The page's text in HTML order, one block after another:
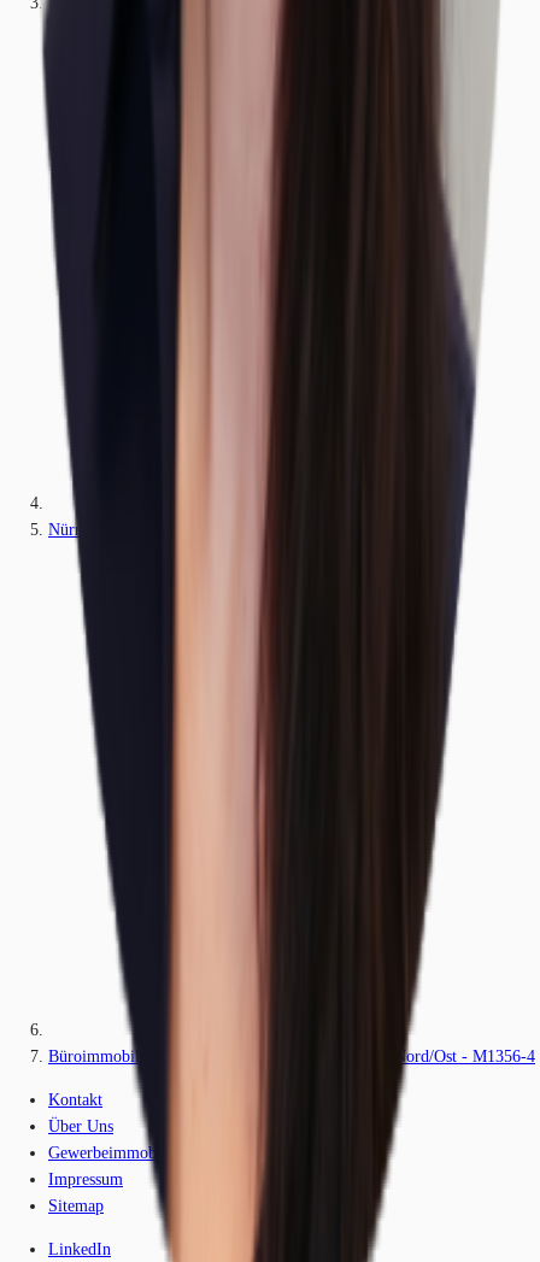
Nürnberg
Büroimmobilie - Nürnberg, Innenstadtgürtel West/Nord/Ost - M1356-4
Kontakt
Über Uns
Gewerbeimmobilien-Lexikon
Impressum
Sitemap
LinkedIn